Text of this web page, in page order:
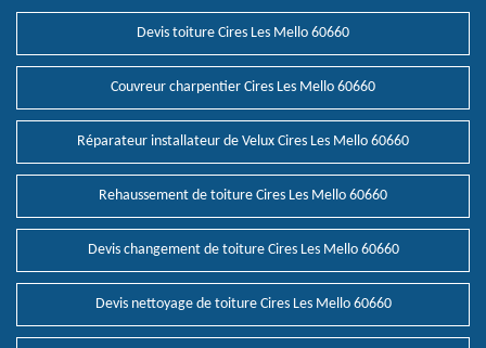
Devis toiture Cires Les Mello 60660
Couvreur charpentier Cires Les Mello 60660
Réparateur installateur de Velux Cires Les Mello 60660
Rehaussement de toiture Cires Les Mello 60660
Devis changement de toiture Cires Les Mello 60660
Devis nettoyage de toiture Cires Les Mello 60660